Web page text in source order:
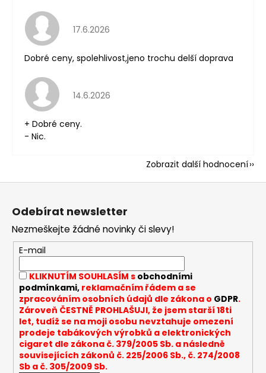
Hodnocení obchodu je 5 z 5 hvězdiček.
17.6.2026
Dobré ceny, spolehlivost,jeno trochu delší doprava
Hodnocení obchodu je 5 z 5 hvězdiček.
14.6.2026
+ Dobré ceny.
- Nic.
Zobrazit další hodnocení
Z
Odebírat newsletter
Nezmeškejte žádné novinky či slevy!
E-mail
KLIKNUTÍM SOUHLASÍM s obchodními
podmínkami,reklamačním řádem a se
zpracováním osobních údajů dle zákona o GDPR.
Zároveň ČESTNĚ PROHLAŠUJI, že jsem starší 18ti
let, tudíž se na moji osobu nevztahuje omezení
prodeje tabákových výrobků a elektronických
cigaret dle zákona č. 379/2005 Sb. a následně
souvisejících zákonů č. 225/2006 Sb., č. 274/2008
Sb a č. 305/2009 Sb.